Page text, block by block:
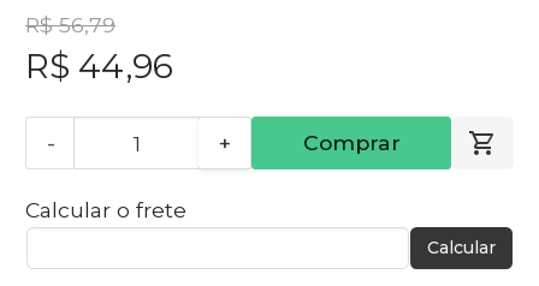
R$ 56,79
R$ 44,96
- + Comprar
Calcular o frete
Calcular